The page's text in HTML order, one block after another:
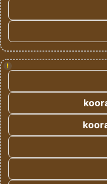
!